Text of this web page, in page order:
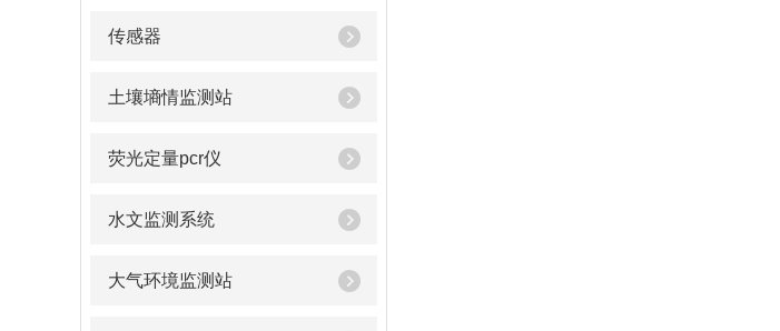
传感器
土壤墒情监测站
荧光定量pcr仪
水文监测系统
大气环境监测站